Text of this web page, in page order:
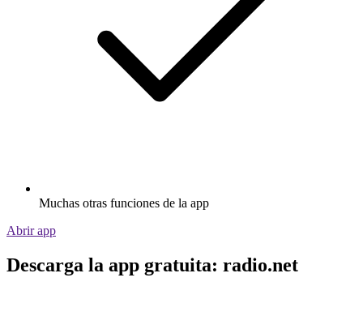
Muchas otras funciones de la app
Abrir app
Descarga la app gratuita: radio.net